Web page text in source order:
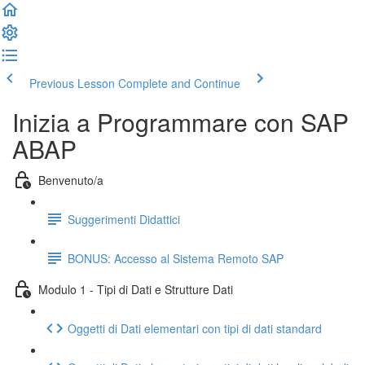
Previous Lesson Complete and Continue
Inizia a Programmare con SAP
ABAP
Benvenuto/a
Suggerimenti Didattici
BONUS: Accesso al Sistema Remoto SAP
Modulo 1 - Tipi di Dati e Strutture Dati
Oggetti di Dati elementari con tipi di dati standard